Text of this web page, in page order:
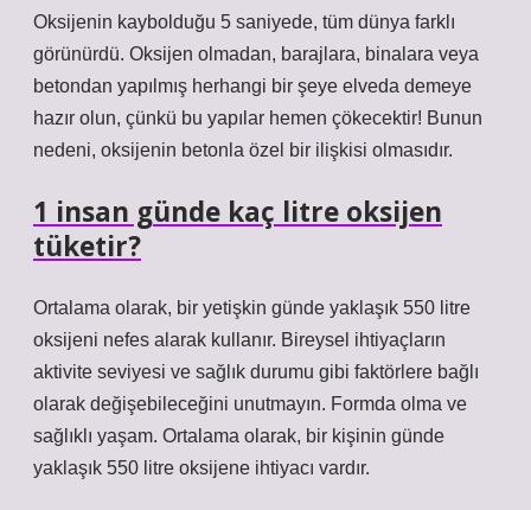
Oksijenin kaybolduğu 5 saniyede, tüm dünya farklı
görünürdü. Oksijen olmadan, barajlara, binalara veya
betondan yapılmış herhangi bir şeye elveda demeye
hazır olun, çünkü bu yapılar hemen çökecektir! Bunun
nedeni, oksijenin betonla özel bir ilişkisi olmasıdır.
1 insan günde kaç litre oksijen
tüketir?
Ortalama olarak, bir yetişkin günde yaklaşık 550 litre
oksijeni nefes alarak kullanır. Bireysel ihtiyaçların
aktivite seviyesi ve sağlık durumu gibi faktörlere bağlı
olarak değişebileceğini unutmayın. Formda olma ve
sağlıklı yaşam. Ortalama olarak, bir kişinin günde
yaklaşık 550 litre oksijene ihtiyacı vardır.